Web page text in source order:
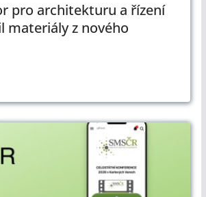
pro architekturu a řízení
materiály z nového